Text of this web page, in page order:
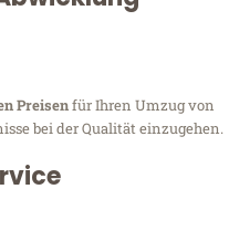
Preisenfür Ihren Umzug von
bei der Qualität einzugehen.